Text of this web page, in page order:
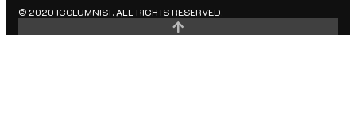
© 2020 ICOLUMNIST. ALL RIGHTS RESERVED.